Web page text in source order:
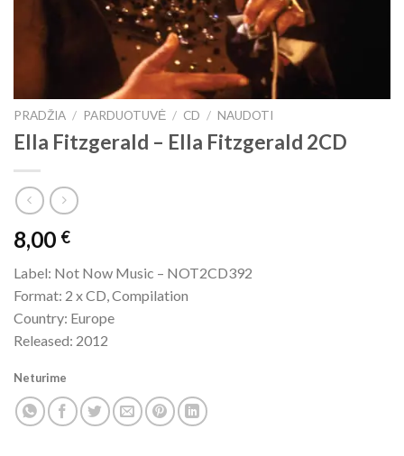
PRADŽIA / PARDUOTUVĖ / CD / NAUDOTI
Ella Fitzgerald – Ella Fitzgerald 2CD
8,00 €
Label: Not Now Music – NOT2CD392
Format: 2 x CD, Compilation
Country: Europe
Released: 2012
Neturime